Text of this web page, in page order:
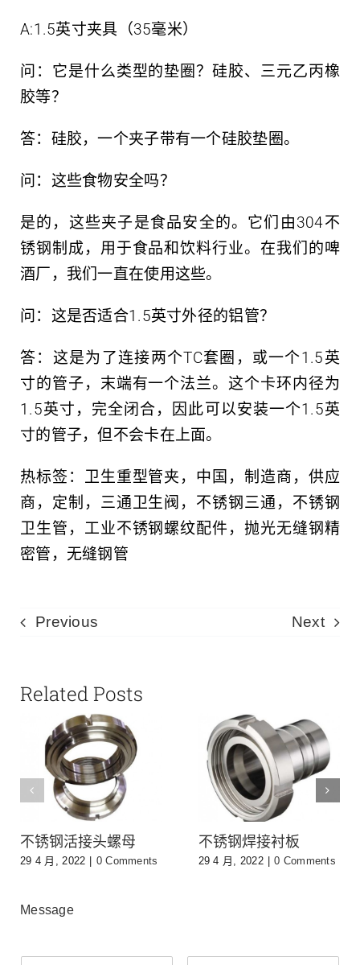
A:1.5英寸夹具（35毫米）
问：它是什么类型的垫圈？硅胶、三元乙丙橡
胶等？
答：硅胶，一个夹子带有一个硅胶垫圈。
问：这些食物安全吗？
是的，这些夹子是食品安全的。它们由304不
锈钢制成，用于食品和饮料行业。在我们的啤
酒厂，我们一直在使用这些。
问：这是否适合1.5英寸外径的铝管？
答：这是为了连接两个TC套圈，或一个1.5英
寸的管子，末端有一个法兰。这个卡环内径为
1.5英寸，完全闭合，因此可以安装一个1.5英
寸的管子，但不会卡在上面。
热标签：卫生重型管夹，中国，制造商，供应
商，定制，三通卫生阀，不锈钢三通，不锈钢
卫生管，工业不锈钢螺纹配件，抛光无缝钢精
密管，无缝钢管
Previous Next
Related Posts
不锈钢活接头螺母
29 4 月, 2022 0 Comments
不锈钢焊接衬板
29 4 月, 2022 0 Comments
Message